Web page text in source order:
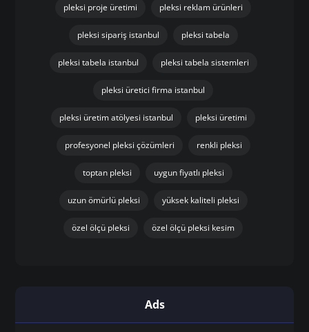
pleksi proje üretimi pleksi reklam ürünleri
pleksi sipariş istanbul pleksi tabela
pleksi tabela istanbul pleksi tabela sistemleri
pleksi üretici firma istanbul
pleksi üretim atölyesi istanbul pleksi üretimi
profesyonel pleksi çözümleri renkli pleksi
toptan pleksi uygun fiyatlı pleksi
uzun ömürlü pleksi yüksek kaliteli pleksi
özel ölçü pleksi özel ölçü pleksi kesim
Ads